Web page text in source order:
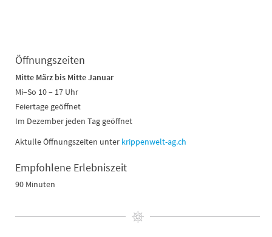
Öffnungszeiten
Mitte März bis Mitte Januar
Mi–So 10 – 17 Uhr
Feiertage geöffnet
Im Dezember jeden Tag geöffnet
Aktulle Öffnungszeiten unter krippenwelt-ag.ch
Empfohlene Erlebniszeit
90 Minuten